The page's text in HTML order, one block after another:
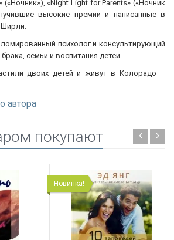
(«Ночник»), «Night Light for Parents» («Ночник
высокие премии и написанные в
психолог и консультирующий
семьи и воспитания детей.
двоих детей и живут в Колорадо –
автора
покупают
Новинка!